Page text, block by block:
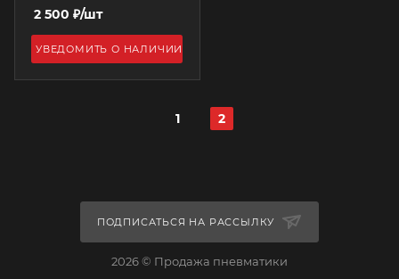
2 500 ₽/шт
УВЕДОМИТЬ О НАЛИЧИИ
1 2
ПОДПИСАТЬСЯ НА РАССЫЛКУ
2026 © Продажа пневматики